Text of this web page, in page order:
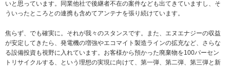
いと思っています。同業他社で後継者不在の案件なども出てきていますし、そ
ういったところとの連携も含めてアンテナを張り続けています。
焦らず、でも確実に。それが我々のスタンスです。また、エヌエナジーの収益
が安定してきたら、発電機の増強やエコマイト製造ラインの拡充など、さらな
る設備投資も視野に入れています。お客様から預かった廃棄物を100パーセン
トリサイクルする、という理想の実現に向けて、第一弾、第二弾、第三弾と新